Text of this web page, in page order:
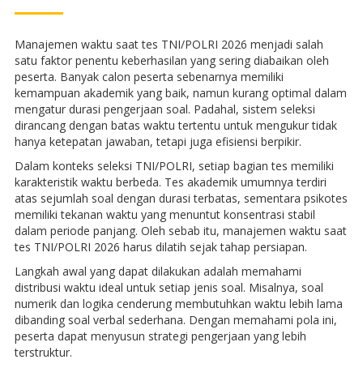
Manajemen waktu saat tes TNI/POLRI 2026 menjadi salah
satu faktor penentu keberhasilan yang sering diabaikan oleh
peserta. Banyak calon peserta sebenarnya memiliki
kemampuan akademik yang baik, namun kurang optimal dalam
mengatur durasi pengerjaan soal. Padahal, sistem seleksi
dirancang dengan batas waktu tertentu untuk mengukur tidak
hanya ketepatan jawaban, tetapi juga efisiensi berpikir.
Dalam konteks seleksi TNI/POLRI, setiap bagian tes memiliki
karakteristik waktu berbeda. Tes akademik umumnya terdiri
atas sejumlah soal dengan durasi terbatas, sementara psikotes
memiliki tekanan waktu yang menuntut konsentrasi stabil
dalam periode panjang. Oleh sebab itu, manajemen waktu saat
tes TNI/POLRI 2026 harus dilatih sejak tahap persiapan.
Langkah awal yang dapat dilakukan adalah memahami
distribusi waktu ideal untuk setiap jenis soal. Misalnya, soal
numerik dan logika cenderung membutuhkan waktu lebih lama
dibanding soal verbal sederhana. Dengan memahami pola ini,
peserta dapat menyusun strategi pengerjaan yang lebih
terstruktur.